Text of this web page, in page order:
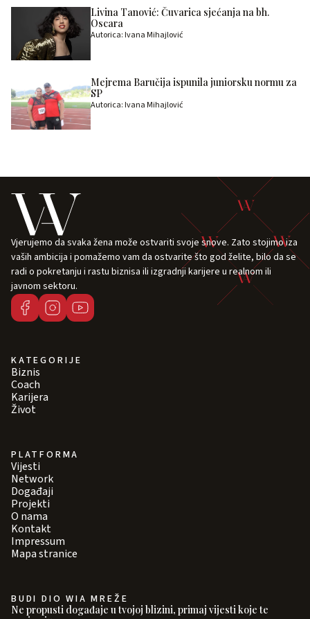
Livina Tanović: Čuvarica sjećanja na bh.
Oscara
Autorica: Ivana Mihajlović
Mejrema Baručija ispunila juniorsku normu za
SP
Autorica: Ivana Mihajlović
Vjerujemo da svaka žena može ostvariti svoje snove. Zato stojimo iza
vaših ambicija i pomažemo vam da ostvarite što god želite, bilo da se
radi o pokretanju i rastu biznisa ili izgradnji karijere u realnom ili
javnom sektoru.
KATEGORIJE
Biznis
Coach
Karijera
Život
PLATFORMA
Vijesti
Network
Događaji
Projekti
O nama
Kontakt
Impressum
Mapa stranice
BUDI DIO WIA MREŽE
Ne propusti događaje u tvojoj blizini, primaj vijesti koje te